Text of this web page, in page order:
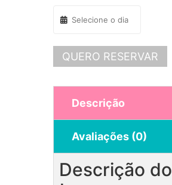
QUERO RESERVAR
Descrição
Avaliações (0)
Descrição do